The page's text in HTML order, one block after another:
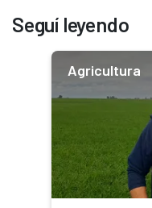
Seguí leyendo
Agricultura